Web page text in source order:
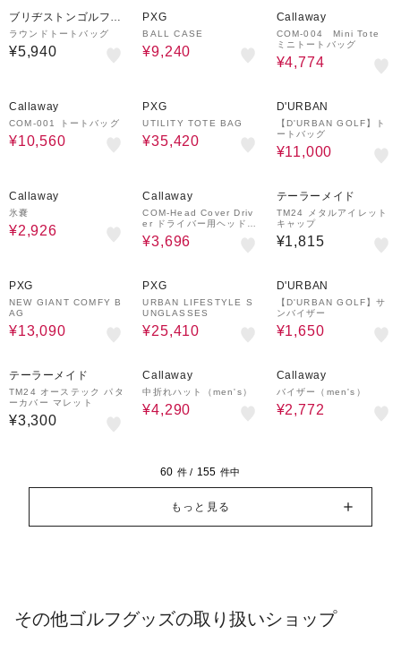
ブリヂストンゴルフプ
ラザ
ラウンドトートバッグ
¥5,940
PXG
BALL CASE
¥9,240
Callaway
COM-004 Mini Tote
ミニトートバッグ
¥4,774
Callaway
COM-001 トートバッグ
¥10,560
PXG
UTILITY TOTE BAG
¥35,420
D'URBAN
【D'URBAN GOLF】ト
ートバッグ
¥11,000
Callaway
氷嚢
¥2,926
Callaway
COM-Head Cover Driv
er ドライバー用ヘッドカ
バー
¥3,696
テーラーメイド
TM24 メタルアイレット
キャップ
¥1,815
PXG
NEW GIANT COMFY B
AG
¥13,090
PXG
URBAN LIFESTYLE S
UNGLASSES
¥25,410
D'URBAN
【D'URBAN GOLF】サ
ンバイザー
¥1,650
テーラーメイド
TM24 オーステック パタ
ーカバー マレット
¥3,300
Callaway
中折れハット（men's）
¥4,290
Callaway
バイザー（men's）
¥2,772
60 件 / 155 件中
もっと見る
その他ゴルフグッズの取り扱いショップ